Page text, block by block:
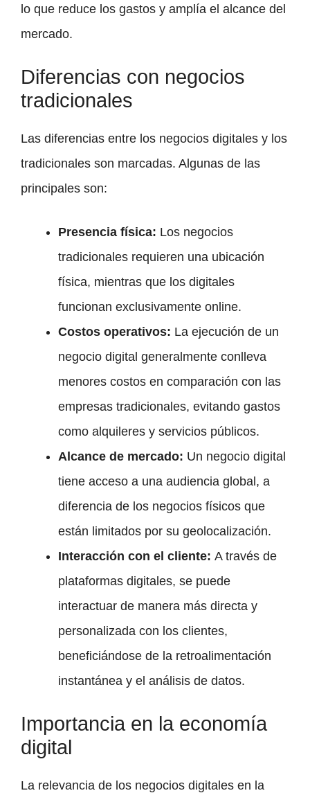
lo que reduce los gastos y amplía el alcance del
mercado.
Diferencias con negocios
tradicionales
Las diferencias entre los negocios digitales y los
tradicionales son marcadas. Algunas de las
principales son:
Presencia física: Los negocios
tradicionales requieren una ubicación
física, mientras que los digitales
funcionan exclusivamente online.
Costos operativos: La ejecución de un
negocio digital generalmente conlleva
menores costos en comparación con las
empresas tradicionales, evitando gastos
como alquileres y servicios públicos.
Alcance de mercado: Un negocio digital
tiene acceso a una audiencia global, a
diferencia de los negocios físicos que
están limitados por su geolocalización.
Interacción con el cliente: A través de
plataformas digitales, se puede
interactuar de manera más directa y
personalizada con los clientes,
beneficiándose de la retroalimentación
instantánea y el análisis de datos.
Importancia en la economía
digital
La relevancia de los negocios digitales en la